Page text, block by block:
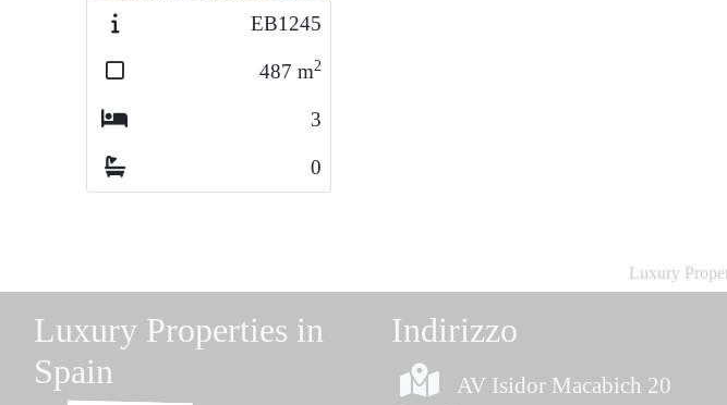
EB1245
487 m2
3
0
Luxury
Luxury Properties in
Spain
Indirizzo
AV Isidor Macabich 20